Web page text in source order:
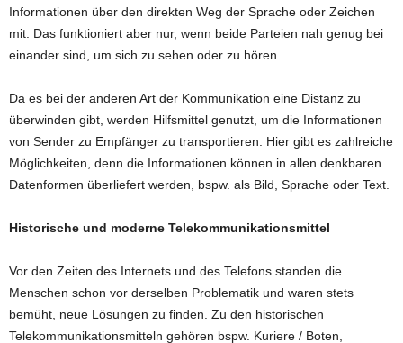
Informationen über den direkten Weg der Sprache oder Zeichen
mit. Das funktioniert aber nur, wenn beide Parteien nah genug bei
einander sind, um sich zu sehen oder zu hören.
Da es bei der anderen Art der Kommunikation eine Distanz zu
überwinden gibt, werden Hilfsmittel genutzt, um die Informationen
von Sender zu Empfänger zu transportieren. Hier gibt es zahlreiche
Möglichkeiten, denn die Informationen können in allen denkbaren
Datenformen überliefert werden, bspw. als Bild, Sprache oder Text.
Historische und moderne Telekommunikationsmittel
Vor den Zeiten des Internets und des Telefons standen die
Menschen schon vor derselben Problematik und waren stets
bemüht, neue Lösungen zu finden. Zu den historischen
Telekommunikationsmitteln gehören bspw. Kuriere / Boten,